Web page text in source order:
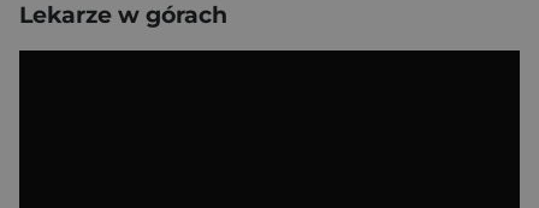
Lekarze w górach